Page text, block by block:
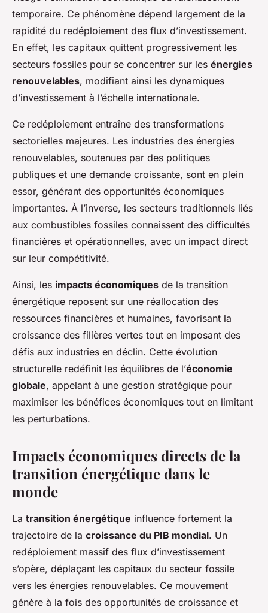
temporaire. Ce phénomène dépend largement de la
rapidité du redéploiement des flux d’investissement.
En effet, les capitaux quittent progressivement les
secteurs fossiles pour se concentrer sur les énergies
renouvelables, modifiant ainsi les dynamiques
d’investissement à l’échelle internationale.
Ce redéploiement entraîne des transformations
sectorielles majeures. Les industries des énergies
renouvelables, soutenues par des politiques
publiques et une demande croissante, sont en plein
essor, générant des opportunités économiques
importantes. À l’inverse, les secteurs traditionnels liés
aux combustibles fossiles connaissent des difficultés
financières et opérationnelles, avec un impact direct
sur leur compétitivité.
Ainsi, les impacts économiques de la transition
énergétique reposent sur une réallocation des
ressources financières et humaines, favorisant la
croissance des filières vertes tout en imposant des
défis aux industries en déclin. Cette évolution
structurelle redéfinit les équilibres de l’économie
globale, appelant à une gestion stratégique pour
maximiser les bénéfices économiques tout en limitant
les perturbations.
Impacts économiques directs de la
transition énergétique dans le
monde
La transition énergétique influence fortement la
trajectoire de la croissance du PIB mondial. Un
redéploiement massif des flux d’investissement
s’opère, déplaçant les capitaux du secteur fossile
vers les énergies renouvelables. Ce mouvement
génère à la fois des opportunités de croissance et